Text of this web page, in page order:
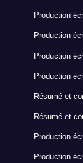
Production
Production
Production
Production
Résumé et
Résumé et
Production
Production